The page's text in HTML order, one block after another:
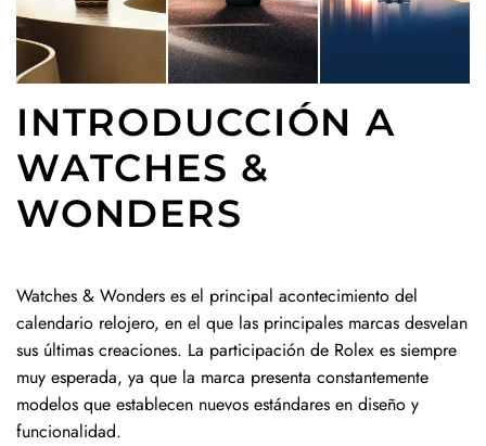
INTRODUCCIÓN A
WATCHES &
WONDERS
Watches & Wonders es el principal acontecimiento del
calendario relojero, en el que las principales marcas desvelan
sus últimas creaciones. La participación de Rolex es siempre
muy esperada, ya que la marca presenta constantemente
modelos que establecen nuevos estándares en diseño y
funcionalidad.